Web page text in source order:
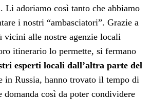
. Li adoriamo così tanto che abbiamo
i nostri “ambasciatori”. Grazie a
vicini alle nostre agenzie locali
itinerario lo permette, si fermano
esperti locali dall’altra parte del
in Russia, hanno trovato il tempo di
domanda così da poter condividere